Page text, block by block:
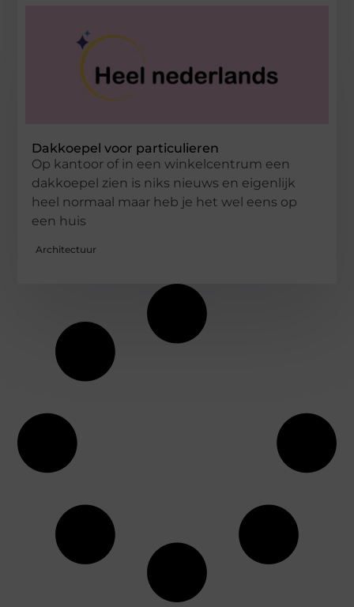
Dakkoepel voor particulieren
Op kantoor of in een winkelcentrum een
dakkoepel zien is niks nieuws en eigenlijk
heel normaal maar heb je het wel eens op
een huis
Architectuur